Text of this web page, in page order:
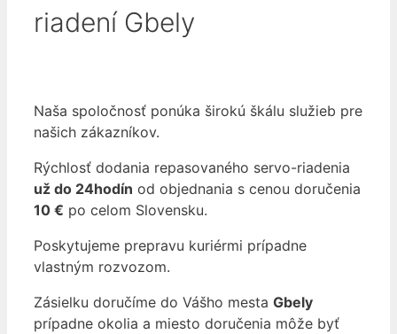
riadení Gbely
Naša spoločnosť ponúka širokú škálu služieb pre
našich zákazníkov.
Rýchlosť dodania repasovaného servo-riadenia
už do 24hodín od objednania s cenou doručenia
10 € po celom Slovensku.
Poskytujeme prepravu kuriérmi prípadne
vlastným rozvozom.
Zásielku doručíme do Vášho mesta Gbely
prípadne okolia a miesto doručenia môže byť